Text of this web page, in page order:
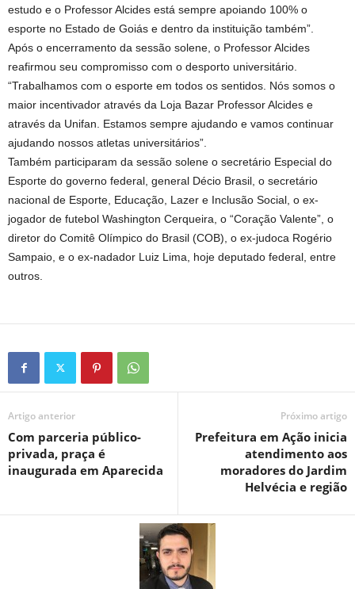
estudo e o Professor Alcides está sempre apoiando 100% o
esporte no Estado de Goiás e dentro da instituição também”.
Após o encerramento da sessão solene, o Professor Alcides
reafirmou seu compromisso com o desporto universitário.
“Trabalhamos com o esporte em todos os sentidos. Nós somos o
maior incentivador através da Loja Bazar Professor Alcides e
através da Unifan. Estamos sempre ajudando e vamos continuar
ajudando nossos atletas universitários”.
Também participaram da sessão solene o secretário Especial do
Esporte do governo federal, general Décio Brasil, o secretário
nacional de Esporte, Educação, Lazer e Inclusão Social, o ex-
jogador de futebol Washington Cerqueira, o “Coração Valente”, o
diretor do Comitê Olímpico do Brasil (COB), o ex-judoca Rogério
Sampaio, e o ex-nadador Luiz Lima, hoje deputado federal, entre
outros.
Artigo anterior
Com parceria público-
privada, praça é
inaugurada em Aparecida
Próximo artigo
Prefeitura em Ação inicia
atendimento aos
moradores do Jardim
Helvécia e região